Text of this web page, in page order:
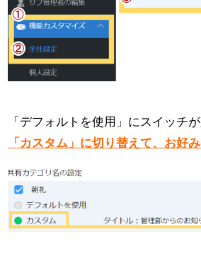
「デフォルトを使用」にスイッチ
「カスタム」に切り替えて、お好